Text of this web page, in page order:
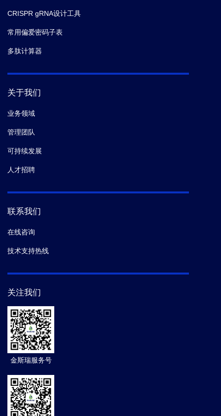
CRISPR gRNA设计工具
常用偏爱密码子表
多肽计算器
关于我们
业务领域
管理团队
可持续发展
人才招聘
联系我们
在线咨询
技术支持热线
关注我们
金斯瑞服务号